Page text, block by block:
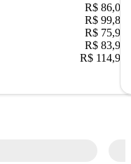
R$ 86,00
R$ 99,89
R$ 75,90
R$ 83,90
R$ 114,90